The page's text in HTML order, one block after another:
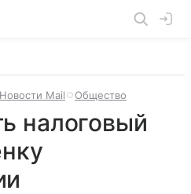
Новости Mail Общество
налоговый